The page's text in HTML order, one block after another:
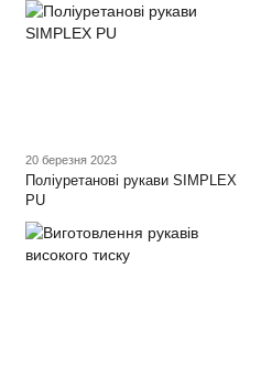
20 березня 2023
Поліуретанові рукави SIMPLEX
PU